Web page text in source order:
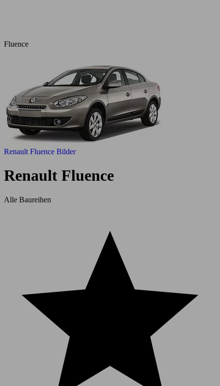
Fluence
Renault Fluence Bilder
Renault Fluence
Alle Baureihen